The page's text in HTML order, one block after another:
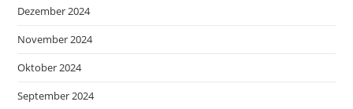
Dezember 2024
November 2024
Oktober 2024
September 2024